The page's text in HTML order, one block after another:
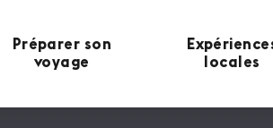
Préparer son
voyage
locales